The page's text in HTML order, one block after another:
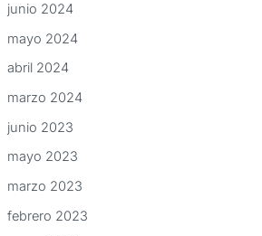
junio 2024
mayo 2024
abril 2024
marzo 2024
junio 2023
mayo 2023
marzo 2023
febrero 2023